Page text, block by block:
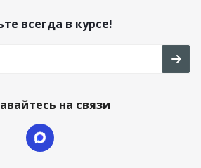
всегда в курсе!
на связи